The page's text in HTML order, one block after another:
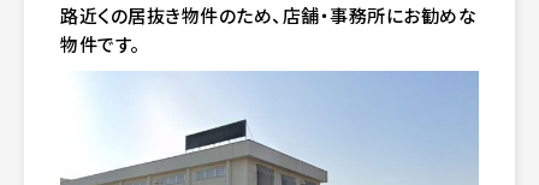
路近くの居抜き物件のため、店舗・事務所にお勧めな
物件です。